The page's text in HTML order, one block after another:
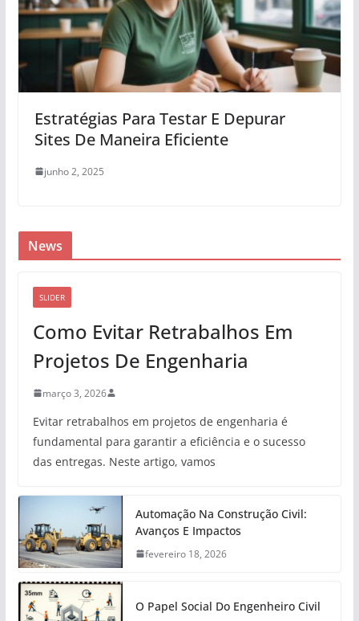
Estratégias Para Testar E Depurar
Sites De Maneira Eficiente
junho 2, 2025
News
SLIDER
Como Evitar Retrabalhos Em
Projetos De Engenharia
março 3, 2026
Evitar retrabalhos em projetos de engenharia é
fundamental para garantir a eficiência e o sucesso
das entregas. Neste artigo, vamos
Automação Na Construção Civil:
Avanços E Impactos
fevereiro 18, 2026
O Papel Social Do Engenheiro Civil